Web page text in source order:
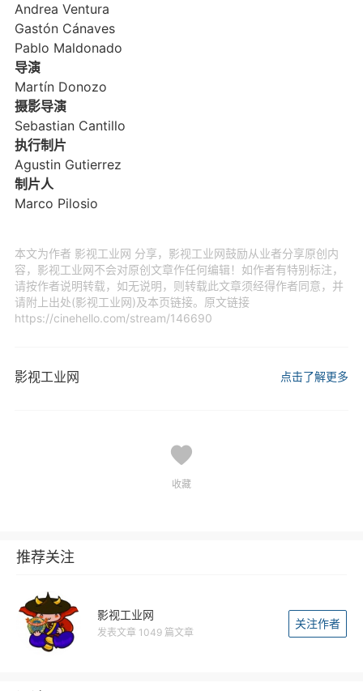
Andrea Ventura
Gastón Cánaves
Pablo Maldonado
导演
Martín Donozo
摄影导演
Sebastian Cantillo
执行制片
Agustin Gutierrez
制片人
Marco Pilosio
本文为作者 影视工业网 分享，影视工业网鼓励从业者分享原创内
容，影视工业网不会对原创文章作任何编辑！如作者有特别标注，
请按作者说明转载，如无说明，则转载此文章须经得作者同意，并
请附上出处(影视工业网)及本页链接。原文链接
https://cinehello.com/stream/146690
影视工业网 点击了解更多
收藏
推荐关注
影视工业网
发表文章 1049 篇文章
关注作者